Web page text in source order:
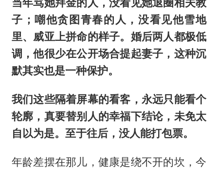
当年骂她拜金的人，没看见她退圈相夫教
子；嘲他贪图青春的人，没看见他雪地
里、威亚上拼命的样子。婚后两人都极低
调，他很少在公开场合提起妻子，这种沉
默其实也是一种保护。
我们这些隔着屏幕的看客，永远只能看个
轮廓，真要替别人的幸福下结论，未免太
自以为是。至于往后，没人能打包票。
年龄差摆在那儿，健康是绕不开的坎，今